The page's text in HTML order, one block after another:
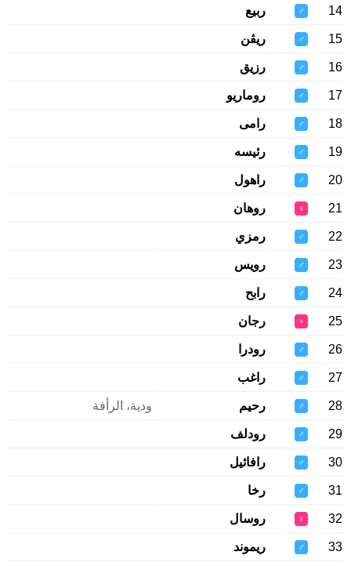
14
♂ ربيع
15
♂ ريڤن
16
♂ رزيق
17
♂ روماريو
18
♂ رامى
19
♂ رئيسه
20
♂ راهول
21
♀ روهان
22
♂ رمزي
23
♂ رويس
24
♂ رابح
25
♀ رجان
26
♂ رودرا
27
♂ راغب
28
♂ رحيم ودية، الرأفة
29
♂ رودلف
30
♂ رافائيل
31
♂ رخا
32
♀ روسال
33
♂ ريموند